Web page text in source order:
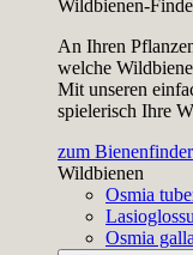
Wildbienen-
An Ihren
welche
Mit unseren
spielerisch Ihre
zum Bienenfinder
Wildbienen
Osmia
Osmia